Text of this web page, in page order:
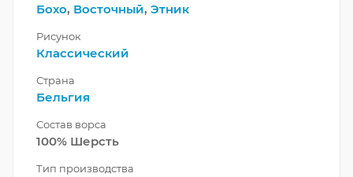
Бохо, Восточный, Этник
Рисунок
Классический
Страна
Бельгия
Состав ворса
100% Шерсть
Тип производства